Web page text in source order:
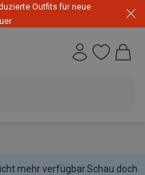
Outfits für neue
mehr verfügbar.Schau doch